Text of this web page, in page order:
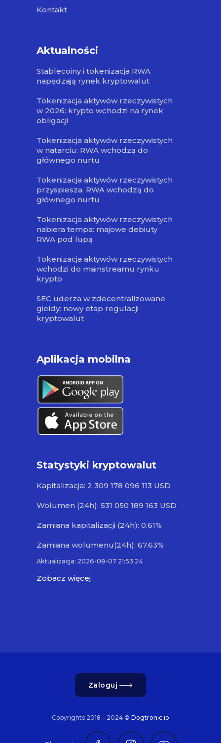
Kontakt
Aktualności
Stablecoiny i tokenizacja RWA
napędzają rynek kryptowalut
Tokenizacja aktywów rzeczywistych
w 2026: krypto wchodzi na rynek
obligacji
Tokenizacja aktywów rzeczywistych
w natarciu: RWA wchodzą do
głównego nurtu
Tokenizacja aktywów rzeczywistych
przyspiesza. RWA wchodzą do
głównego nurtu
Tokenizacja aktywów rzeczywistych
nabiera tempa: majowe debiuty
RWA pod lupą
Tokenizacja aktywów rzeczywistych
wchodzi do mainstreamu rynku
krypto
SEC uderza w zdecentralizowane
giełdy: nowy etap regulacji
kryptowalut
Aplikacja mobilna
Statystyki kryptowalut
Kapitalizacja: 2 309 178 096 113 USD
Wolumen (24h): 531 050 189 163 USD
Zamiana kapitalizacji (24h): 0.61%
Zamiana wolumenu(24h): 67.63%
Aktualizacja: 2026-08-07 21:53:24
Zobacz więcej
Zaloguj
Copyrights 2018 – 2024 © Dogtronic.io